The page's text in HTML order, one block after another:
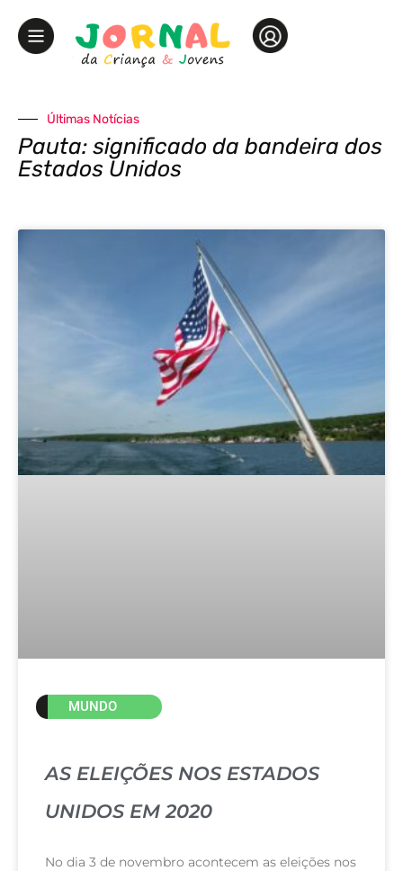
Últimas Notícias
Pauta: significado da bandeira dos
Estados Unidos
MUNDO
AS ELEIÇÕES NOS ESTADOS
UNIDOS EM 2020
No dia 3 de novembro acontecem as eleições nos